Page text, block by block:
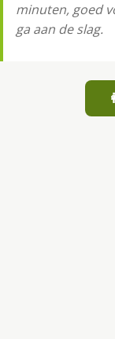
minuten, goed
ga aan de slag.